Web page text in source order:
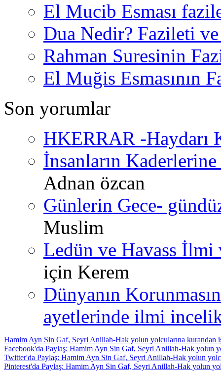
El Mucib Esması
Dua Nedir? Fazileti
Rahman Suresinin
El Muğis Esmasının
Son yorumlar
HKERRAR -Haydarı
İnsanların
Adnan özcan
Günlerin Gece-
Muslim
Ledün ve Havass İlmi
için Kerem
Dünyanın
ayetlerinde ilmi
Hamim Ayn Sin Gaf, Seyri Anillah-Hak yolun yolcularına kurandan
Facebook'da Paylaş: Hamim Ayn Sin Gaf, Seyri Anillah-Hak yolun
Twitter'da Paylaş: Hamim Ayn Sin Gaf, Seyri Anillah-Hak yolun
Pinterest'da Paylaş: Hamim Ayn Sin Gaf, Seyri Anillah-Hak yolun